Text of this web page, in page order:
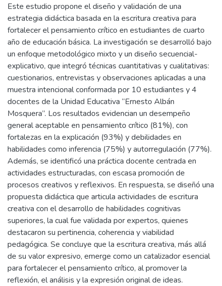
Este estudio propone el diseño y validación de una
estrategia didáctica basada en la escritura creativa para
fortalecer el pensamiento crítico en estudiantes de cuarto
año de educación básica. La investigación se desarrolló bajo
un enfoque metodológico mixto y un diseño secuencial-
explicativo, que integró técnicas cuantitativas y cualitativas:
cuestionarios, entrevistas y observaciones aplicadas a una
muestra intencional conformada por 10 estudiantes y 4
docentes de la Unidad Educativa “Ernesto Albán
Mosquera”. Los resultados evidencian un desempeño
general aceptable en pensamiento crítico (81%), con
fortalezas en la explicación (93%) y debilidades en
habilidades como inferencia (75%) y autorregulación (77%).
Además, se identificó una práctica docente centrada en
actividades estructuradas, con escasa promoción de
procesos creativos y reflexivos. En respuesta, se diseñó una
propuesta didáctica que articula actividades de escritura
creativa con el desarrollo de habilidades cognitivas
superiores, la cual fue validada por expertos, quienes
destacaron su pertinencia, coherencia y viabilidad
pedagógica. Se concluye que la escritura creativa, más allá
de su valor expresivo, emerge como un catalizador esencial
para fortalecer el pensamiento crítico, al promover la
reflexión, el análisis y la expresión original de ideas.